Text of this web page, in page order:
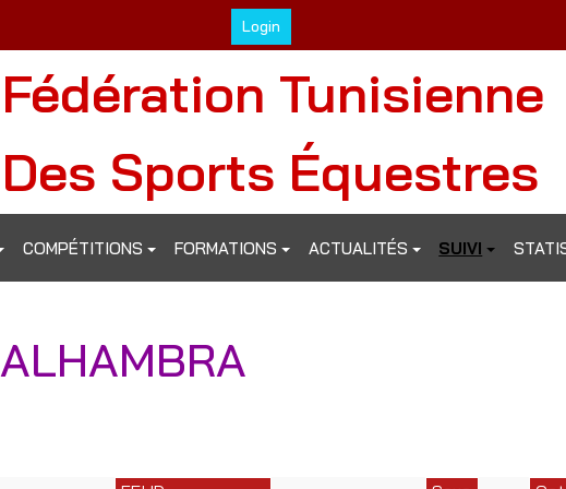
Login
Fédération Tunisienne
Des Sports Équestres
COMPÉTITIONS FORMATIONS ACTUALITÉS SUIVI
ALHAMBRA